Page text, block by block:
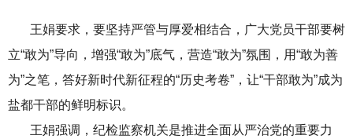
王娟要求，要坚持严管与厚爱相结合，广大党员干部要树
立“敢为”导向，增强“敢为”底气，营造“敢为”氛围，用“敢为善
为”之笔，答好新时代新征程的“历史考卷”，让“干部敢为”成为
盐都干部的鲜明标识。
王娟强调，纪检监察机关是推进全面从严治党的重要力